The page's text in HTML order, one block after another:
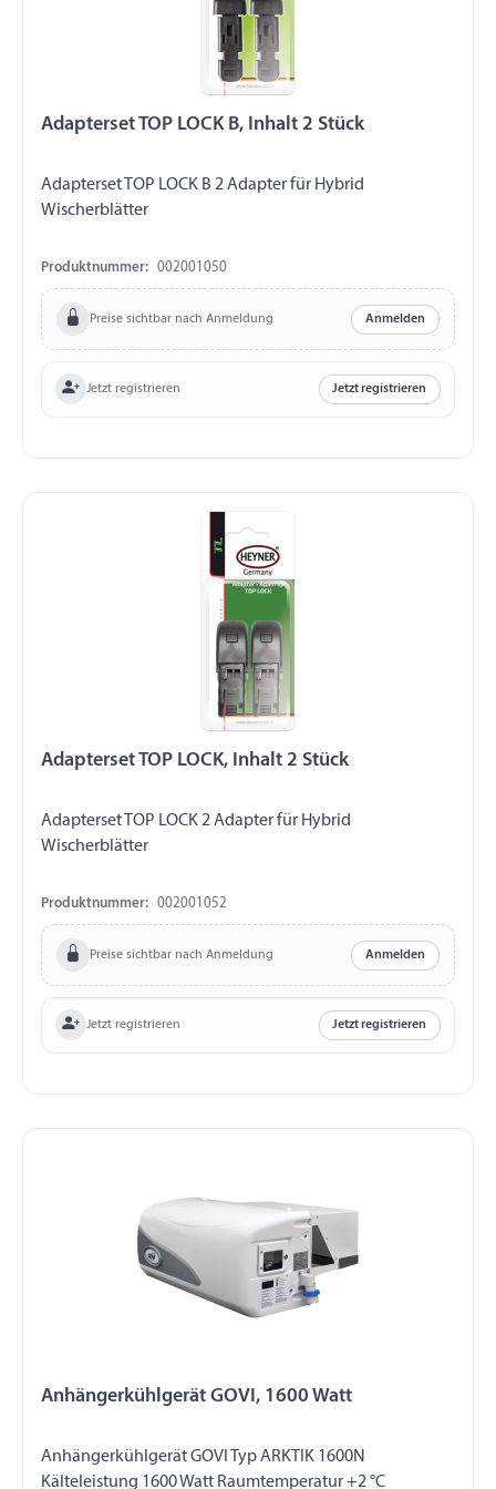
Adapterset TOP LOCK B, Inhalt 2 Stück
Adapterset TOP LOCK B 2 Adapter für Hybrid
Wischerblätter
Produktnummer: 002001050
Preise sichtbar nach Anmeldung Anmelden
Jetzt registrieren Jetzt registrieren
Adapterset TOP LOCK, Inhalt 2 Stück
Adapterset TOP LOCK 2 Adapter für Hybrid
Wischerblätter
Produktnummer: 002001052
Preise sichtbar nach Anmeldung Anmelden
Jetzt registrieren Jetzt registrieren
Anhängerkühlgerät GOVI, 1600 Watt
Anhängerkühlgerät GOVI Typ ARKTIK 1600N
Kälteleistung 1600 Watt Raumtemperatur +2 °C